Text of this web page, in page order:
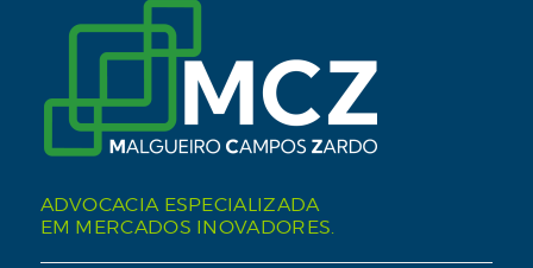
ADVOCACIA ESPECIALIZADA
EM MERCADOS INOVADORES.